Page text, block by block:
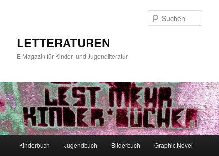
LETTERATUREN
E-Magazin für Kinder- und Jugendliteratur
Kinderbuch Jugendbuch Bilderbuch Graphic Novel